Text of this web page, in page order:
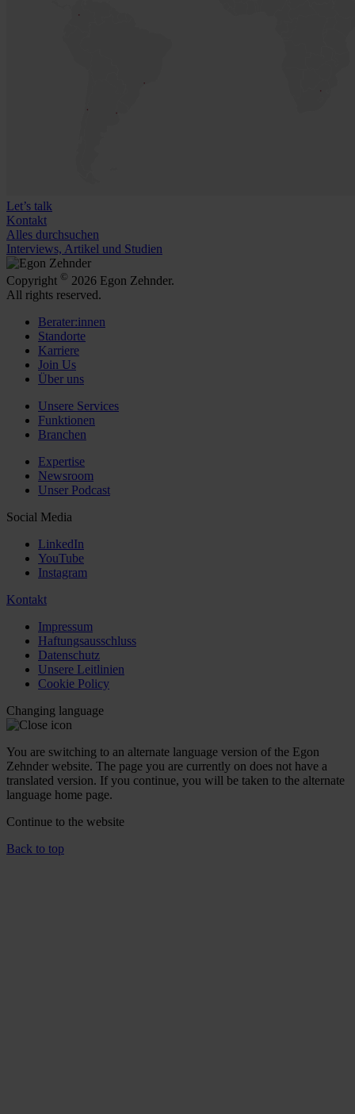
Let’s talk
Kontakt
Alles durchsuchen
Interviews, Artikel und Studien
Copyright © 2026 Egon Zehnder.
All rights reserved.
Berater:innen
Standorte
Karriere
Join Us
Über uns
Unsere Services
Funktionen
Branchen
Expertise
Newsroom
Unser Podcast
Social Media
LinkedIn
YouTube
Instagram
Kontakt
Impressum
Haftungsausschluss
Datenschutz
Unsere Leitlinien
Cookie Policy
Changing language
You are switching to an alternate language version of the Egon
Zehnder website. The page you are currently on does not have a
translated version. If you continue, you will be taken to the alternate
language home page.
Continue to the website
Back to top